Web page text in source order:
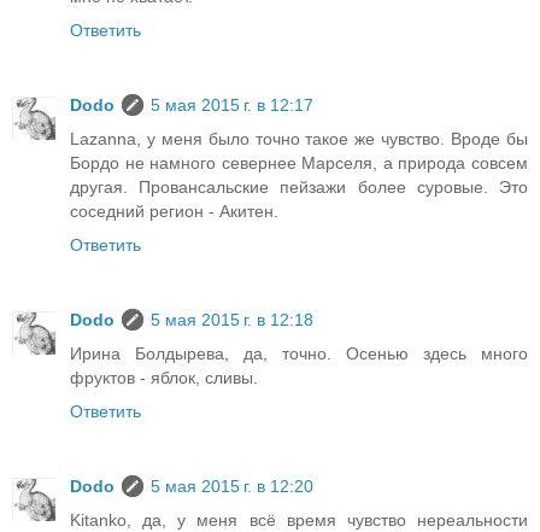
Ответить
Dodo
5 мая 2015 г. в 12:17
Lazanna, у меня было точно такое же чувство. Вроде бы
Бордо не намного севернее Марселя, а природа совсем
другая. Провансальские пейзажи более суровые. Это
соседний регион - Акитен.
Ответить
Dodo
5 мая 2015 г. в 12:18
Ирина Болдырева, да, точно. Осенью здесь много
фруктов - яблок, сливы.
Ответить
Dodo
5 мая 2015 г. в 12:20
Kitanko, да, у меня всё время чувство нереальности